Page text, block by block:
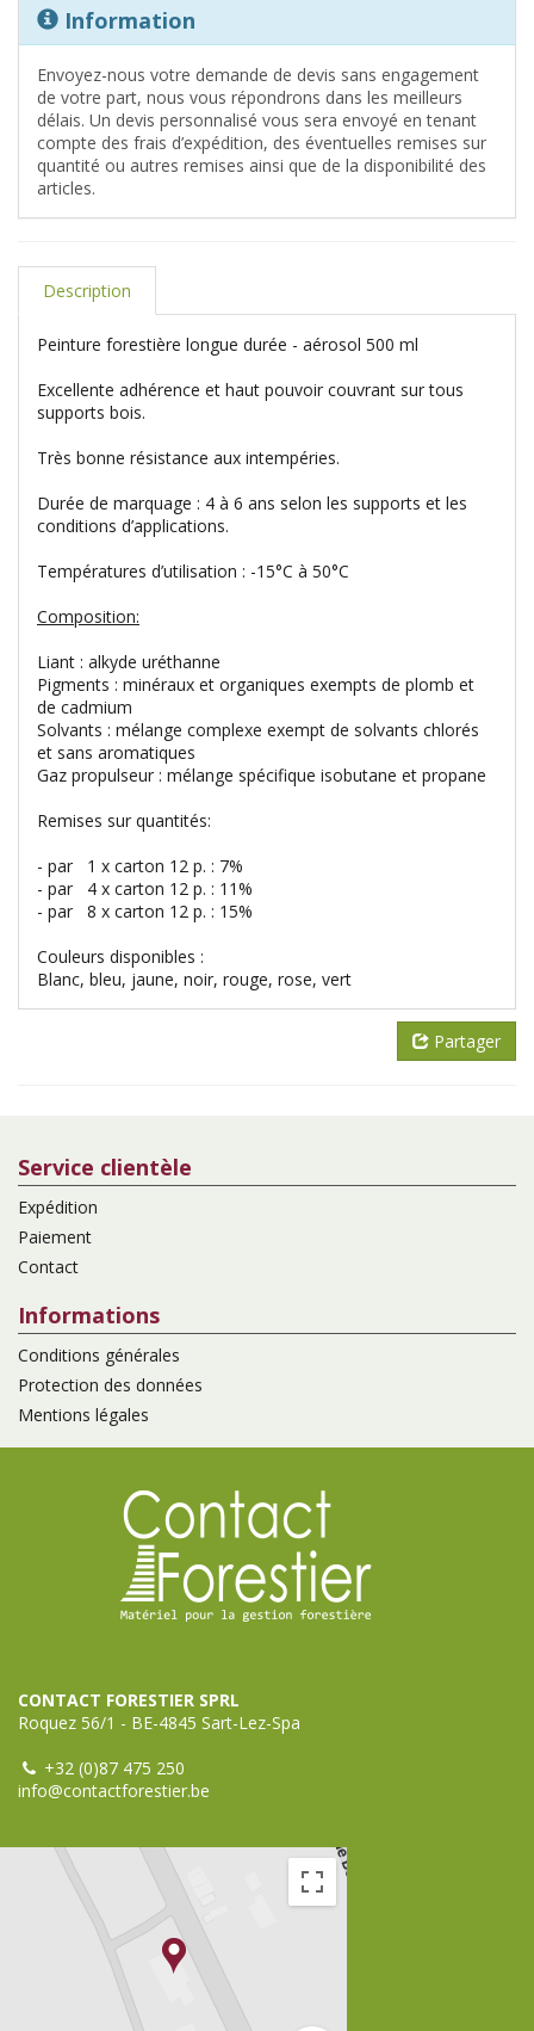
Information
Envoyez-nous votre demande de devis sans engagement
de votre part, nous vous répondrons dans les meilleurs
délais. Un devis personnalisé vous sera envoyé en tenant
compte des frais d’expédition, des éventuelles remises sur
quantité ou autres remises ainsi que de la disponibilité des
articles.
Description
Peinture forestière longue durée - aérosol 500 ml
Excellente adhérence et haut pouvoir couvrant sur tous
supports bois.
Très bonne résistance aux intempéries.
Durée de marquage : 4 à 6 ans selon les supports et les
conditions d’applications.
Températures d’utilisation : -15°C à 50°C
Composition:
Liant : alkyde uréthanne
Pigments : minéraux et organiques exempts de plomb et
de cadmium
Solvants : mélange complexe exempt de solvants chlorés
et sans aromatiques
Gaz propulseur : mélange spécifique isobutane et propane
Remises sur quantités:
- par 1 x carton 12 p. : 7%
- par 4 x carton 12 p. : 11%
- par 8 x carton 12 p. : 15%
Couleurs disponibles :
Blanc, bleu, jaune, noir, rouge, rose, vert
Partager
Service clientèle
Expédition
Paiement
Contact
Informations
Conditions générales
Protection des données
Mentions légales
CONTACT FORESTIER SPRL
Roquez 56/1 - BE-4845 Sart-Lez-Spa
+32 (0)87 475 250
info@contactforestier.be